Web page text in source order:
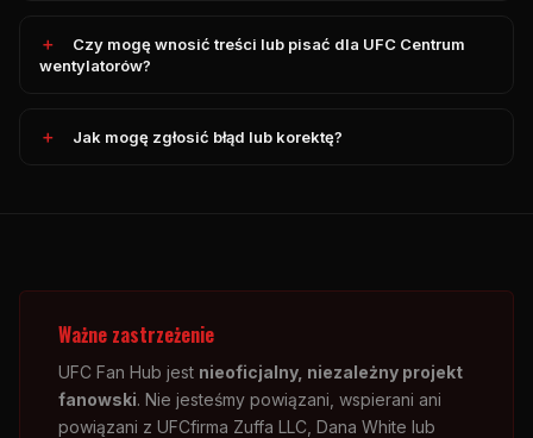
Czy mogę wnosić treści lub pisać dla UFC Centrum
wentylatorów?
Jak mogę zgłosić błąd lub korektę?
Ważne zastrzeżenie
UFC Fan Hub jest nieoficjalny, niezależny projekt
fanowski. Nie jesteśmy powiązani, wspierani ani
powiązani z UFCfirma Zuffa LLC, Dana White lub